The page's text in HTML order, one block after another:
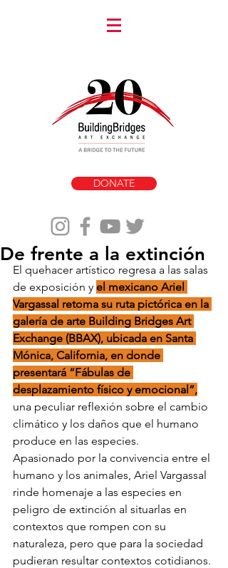
DONATE
De frente a la extinción
El quehacer artístico regresa a las salas
de exposición y el mexicano Ariel
Vargassal retoma su ruta pictórica en la
galería de arte Building Bridges Art
Exchange (BBAX), ubicada en Santa
Mónica, California, en donde
presentará “Fábulas de
desplazamiento físico y emocional”,
una peculiar reflexión sobre el cambio
climático y los daños que el humano
produce en las especies.
Apasionado por la convivencia entre el
humano y los animales, Ariel Vargassal
rinde homenaje a las especies en
peligro de extinción al situarlas en
contextos que rompen con su
naturaleza, pero que para la sociedad
pudieran resultar contextos cotidianos.